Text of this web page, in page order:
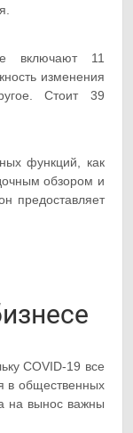
включают 11
изменения
Стоит 39
функций, как
обзором и
предоставляет
COVID-19 все
в общественных
на вынос важны